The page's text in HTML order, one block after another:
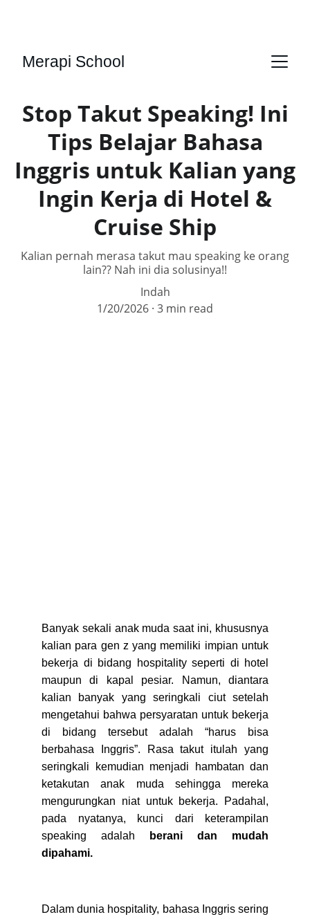
Merapi School
Stop Takut Speaking! Ini
Tips Belajar Bahasa
Inggris untuk Kalian yang
Ingin Kerja di Hotel &
Cruise Ship
Kalian pernah merasa takut mau speaking ke orang
lain?? Nah ini dia solusinya!!
Indah
1/20/2026 3 min read
Banyak sekali anak muda saat ini, khususnya
kalian para gen z yang memiliki impian untuk
bekerja di bidang hospitality seperti di hotel
maupun di kapal pesiar. Namun, diantara
kalian banyak yang seringkali ciut setelah
mengetahui bahwa persyaratan untuk bekerja
di bidang tersebut adalah “harus bisa
berbahasa Inggris”. Rasa takut itulah yang
seringkali kemudian menjadi hambatan dan
ketakutan anak muda sehingga mereka
mengurungkan niat untuk bekerja. Padahal,
pada nyatanya, kunci dari keterampilan
speaking adalah
berani dan mudah
dipahami.
Dalam dunia hospitality, bahasa Inggris sering